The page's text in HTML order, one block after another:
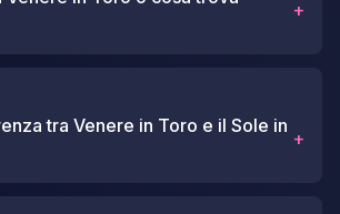
+
tra Venere in Toro e il Sole in
+